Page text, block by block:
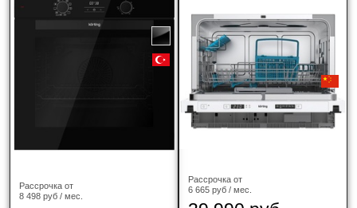
Рассрочка от
8 498 руб / мес.
Рассрочка от
6 665 руб / мес.